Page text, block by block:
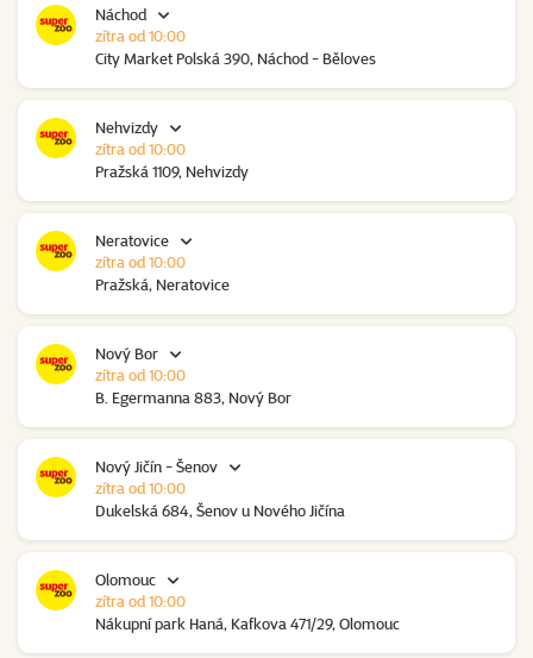
Náchod
City Market Polská 390, Náchod - Běloves
zítra od 10:00
Nehvizdy
Pražská 1109, Nehvizdy
zítra od 10:00
Neratovice
Pražská, Neratovice
zítra od 10:00
Nový Bor
B. Egermanna 883, Nový Bor
zítra od 10:00
Nový Jičín - Šenov
Dukelská 684, Šenov u Nového Jičína
zítra od 10:00
Olomouc
Nákupní park Haná, Kafkova 471/29, Olomouc
zítra od 10:00